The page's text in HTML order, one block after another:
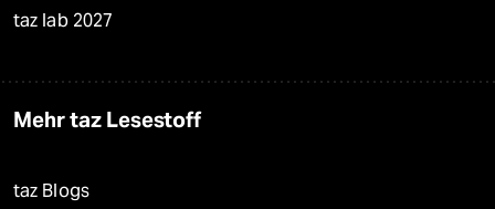
taz lab 2027
Mehr taz Lesestoff
taz Blogs